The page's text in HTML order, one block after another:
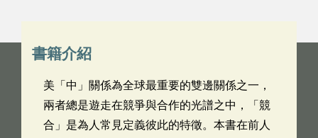
書籍介紹
美「中」關係為全球最重要的雙邊關係之一，
兩者總是遊走在競爭與合作的光譜之中，「競
合」是為人常見定義彼此的特徵。本書在前人